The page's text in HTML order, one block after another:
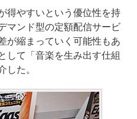
得やすいという優位性を持
マンド型の定額配信サービ
が縮まっていく可能性もあ
して「音楽を生み出す仕組
した。